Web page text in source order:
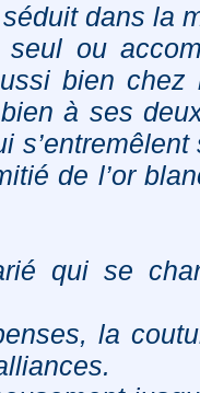
dans la
seul ou
bien
à ses
de l’or
qui se
la